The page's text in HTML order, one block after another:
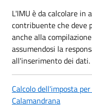
L'IMU è da calcolare in
contribuente che deve
anche alla
assumendosi la
all'inserimento dei dati.
Calcolo dell'imposta
Calamandrana